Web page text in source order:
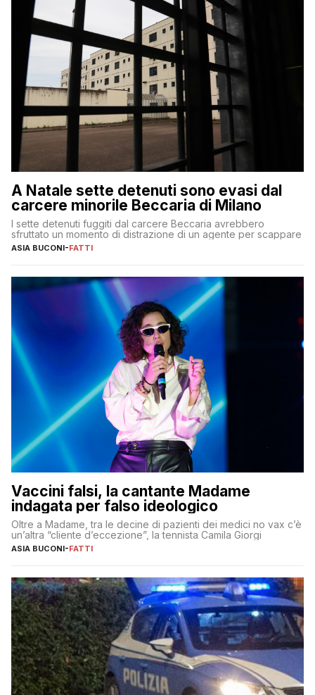
A Natale sette detenuti sono evasi dal
carcere minorile Beccaria di Milano
I sette detenuti fuggiti dal carcere Beccaria avrebbero
sfruttato un momento di distrazione di un agente per scappare
ASIA BUCONI-FATTI
Vaccini falsi, la cantante Madame
indagata per falso ideologico
Oltre a Madame, tra le decine di pazienti dei medici no vax c’è
un’altra “cliente d’eccezione”, la tennista Camila Giorgi
ASIA BUCONI-FATTI